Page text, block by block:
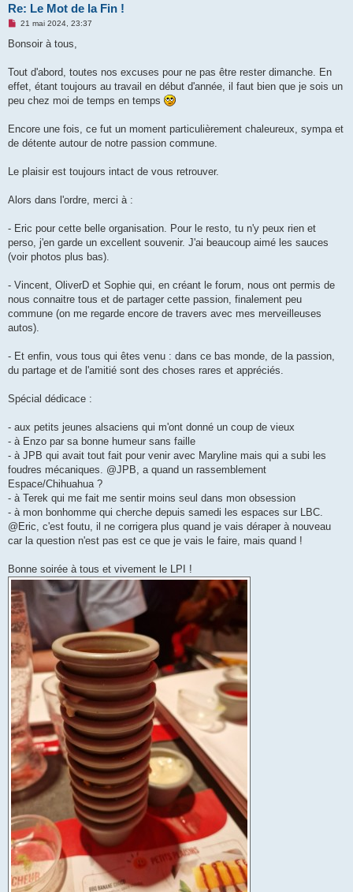
Re: Le Mot de la Fin !
M
s
g
n
o
u
21 mai 2024, 23:37
Bonsoir à tous,
Tout d'abord, toutes nos excuses pour ne pas être rester dimanche. En
effet, étant toujours au travail en début d'année, il faut bien que je sois un
peu chez moi de temps en temps
Encore une fois, ce fut un moment particulièrement chaleureux, sympa et
de détente autour de notre passion commune.
Le plaisir est toujours intact de vous retrouver.
Alors dans l'ordre, merci à :
- Eric pour cette belle organisation. Pour le resto, tu n'y peux rien et
perso, j'en garde un excellent souvenir. J'ai beaucoup aimé les sauces
(voir photos plus bas).
- Vincent, OliverD et Sophie qui, en créant le forum, nous ont permis de
nous connaitre tous et de partager cette passion, finalement peu
commune (on me regarde encore de travers avec mes merveilleuses
autos).
- Et enfin, vous tous qui êtes venu : dans ce bas monde, de la passion,
du partage et de l'amitié sont des choses rares et appréciés.
Spécial dédicace :
- aux petits jeunes alsaciens qui m'ont donné un coup de vieux
- à Enzo par sa bonne humeur sans faille
- à JPB qui avait tout fait pour venir avec Maryline mais qui a subi les
foudres mécaniques. @JPB, a quand un rassemblement
Espace/Chihuahua ?
- à Terek qui me fait me sentir moins seul dans mon obsession
- à mon bonhomme qui cherche depuis samedi les espaces sur LBC.
@Eric, c'est foutu, il ne corrigera plus quand je vais déraper à nouveau
car la question n'est pas est ce que je vais le faire, mais quand !
Bonne soirée à tous et vivement le LPI !